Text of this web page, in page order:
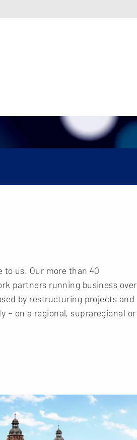
us. Our more than 40
partners running business over
by restructuring projects and
– on a regional, supraregional or